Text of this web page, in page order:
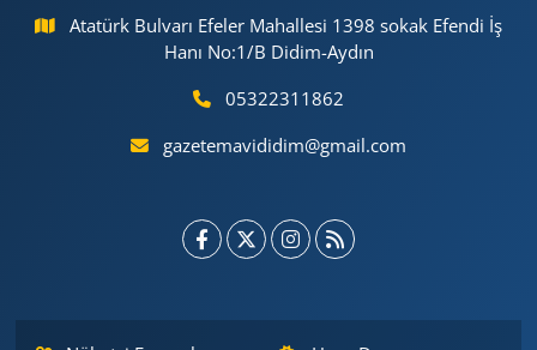
Atatürk Bulvarı Efeler Mahallesi 1398 sokak Efendi İş
Hanı No:1/B Didim-Aydın
05322311862
gazetemavididim@gmail.com